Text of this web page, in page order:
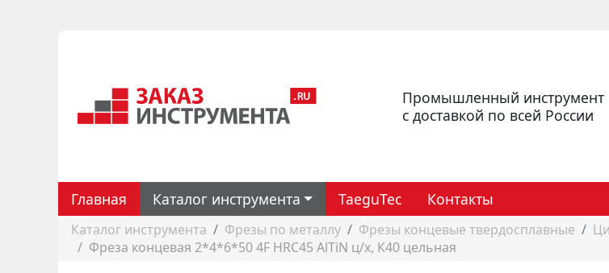
Промышленный инструмент
с доставкой по всей России
Главная
Каталог инструмента TaeguTec Контакты
Каталог инструмента Фрезы по металлу Фрезы концевые твердосплавные
Фреза концевая 2*4*6*50 4F HRC45 AlTiN ц/х, К40 цельная